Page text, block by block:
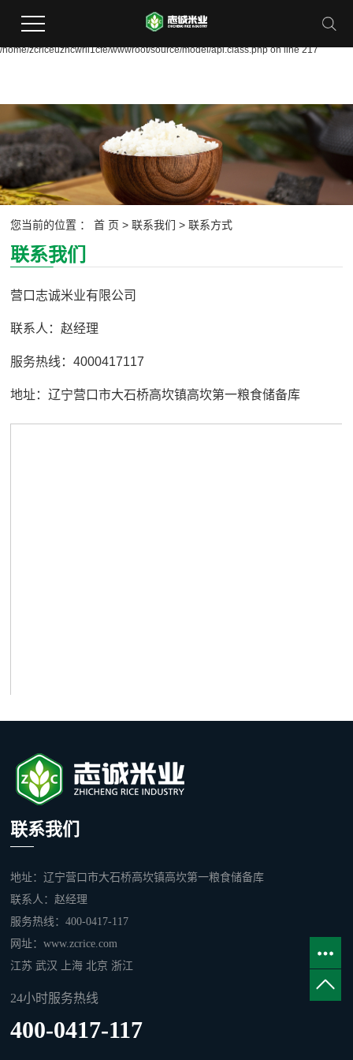
file_put_contents(/home/zcriceuzhcwrii1cfe/wwwroot/source/cache/
/home/zcriceuzhcwrii1cfe/wwwroot/source/model/api.class.php on line 217
您当前的位置 ：首 页 >联系我们 >联系方式
联系我们
营口志诚米业有限公司
联系人：赵经理
服务热线：4000417117
地址：辽宁营口市大石桥高坎镇高坎第一粮食储备库
联系我们
地址：辽宁营口市大石桥高坎镇高坎第一粮食储备库
联系人：赵经理
服务热线：400-0417-117
网址：www.zcrice.com
江苏武汉 上海北京 浙江
24小时服务热线
400-0417-117